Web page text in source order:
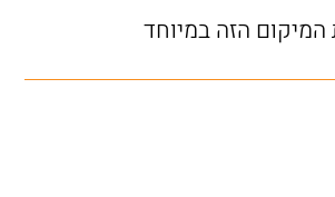
המיקום הזה במיוחד